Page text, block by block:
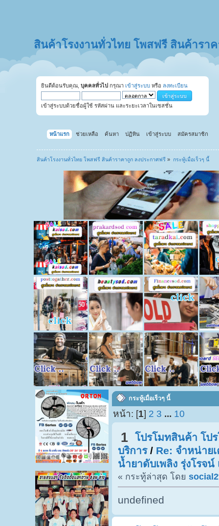
สินค้าโรงงานทั่วไทย โพสฟรี สินค้ารา
ยินดีต้อนรับคุณ, บุคคลทั่วไป กรุณา เข้าสู่ระบบ หรือ ลงทะเบียน
เข้าสู่ระบบด้วยชื่อผู้ใช้ รหัสผ่าน และระยะเวลาในเซสชั่น
หน้าแรก ช่วยเหลือ ค้นหา ปฏิทิน เข้าสู่ระบบ สมัครสมาชิก
สินค้าโรงงานทั่วไทย โพสฟรี สินค้าราคาถูก ลงประกาศฟรี » กระทู้เมื่อเร็วๆ นี้
กระทู้เมื่อเร็วๆ นี้
หน้า: [1] 2 3 ... 10
1
โปรโมทสินค้า โป
บริการ/ Re: จำหน่าย
น้ำยาดับเพลิง รุ่งโรจน์
« กระทู้ล่าสุด โดย
undefined